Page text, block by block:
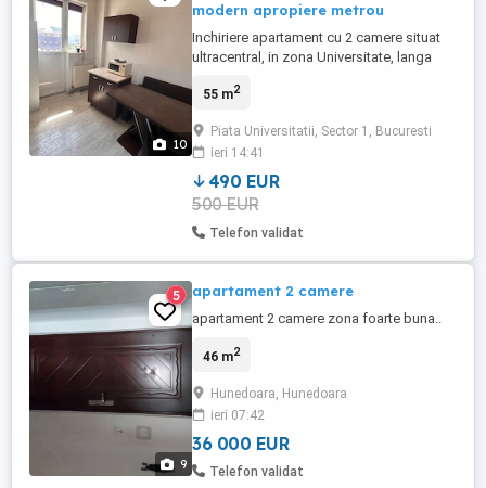
10
modern apropiere metrou
Inchiriere apartament cu 2 camere situat
ultracentral, in zona Universitate, langa
Apartamentul este complet mobilat si
extensibila, aragaz, frigider, masina de
spalat, aer conditionat, etc.), fiind pregatit
pentru mutare ...
55 m2
Piata Universitatii, Sector 1, Bucuresti
ieri 14:41
490 EUR
500 EUR
Telefon validat
9
5 apartament 2 camere
apartament 2 camere zona foarte buna..
46 m2
Hunedoara, Hunedoara
ieri 07:42
36 000 EUR
Telefon validat